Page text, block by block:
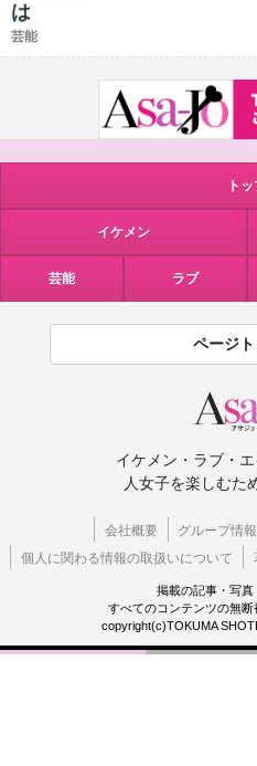
は
芸能
ト
イケメン
芸能 ラブ
ページ
イケメン・ラブ・
人女子を楽しむた
会社概要
グループ情
個人に関わる情報の取扱いについて
掲載の記事・写
すべてのコンテンツの無断
copyright(c)TOKUMA